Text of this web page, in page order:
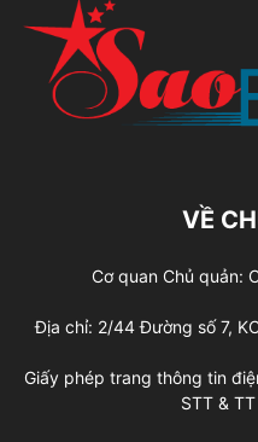
VỀ
Cơ quan Chủ quản:
Địa chỉ: 2/44 Đường số 7,
Giấy phép trang thông tin
STT &